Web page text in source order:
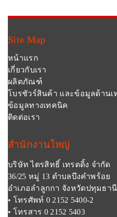
Site Map
หน้าแรก
เกี่ยวกับเรา
ผลิตภัณฑ์
โบรชัวร์สินค้า และข้อมูลด้านเ
ข้อมูลทางเทคนิค
ติดต่อเรา
สำนักงานใหญ่
บริษัท ไตรสิทธิ์ เทรดดิ้ง จำกัด
36/25 หมู่ 13 ตำบลบึงคำพร้อย
อำเภอลำลูกกา จังหวัดปทุมธานี
• โทรศัพท์ 0 2152 5400-2
• โทรสาร 0 2152 5403